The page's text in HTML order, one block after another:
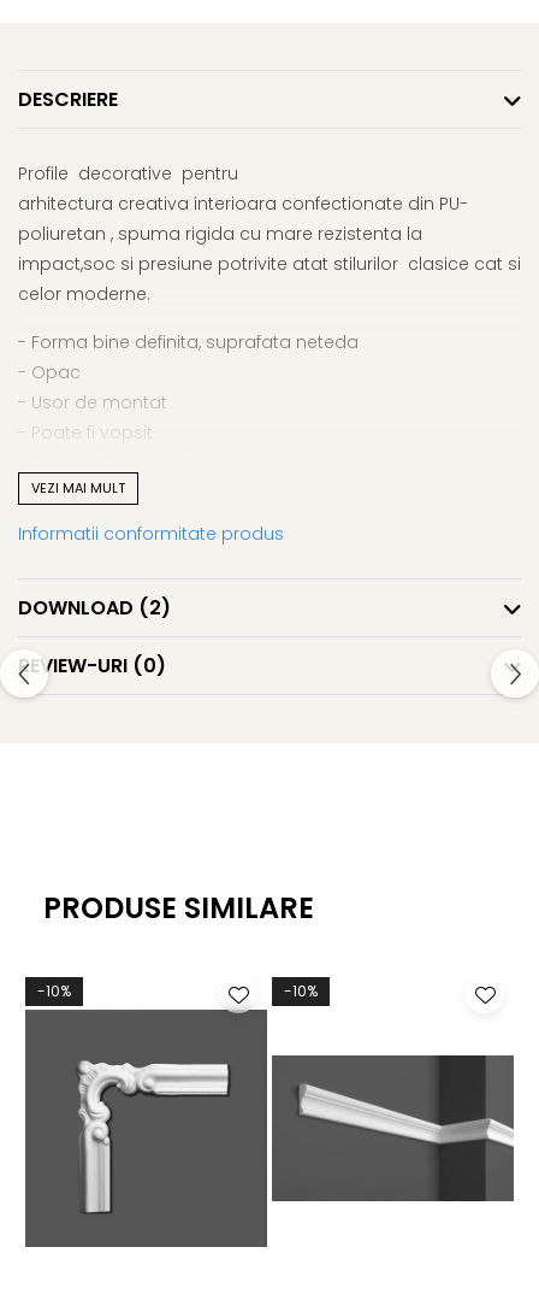
DESCRIERE
Profile decorative pentru
arhitectura creativa interioara confectionate din PU-
poliuretan , spuma rigida cu mare rezistenta la
impact,soc si presiune potrivite atat stilurilor clasice cat si
celor moderne.
- Forma bine definita, suprafata neteda
- Opac
- Usor de montat
- Poate fi vopsit
- Rezistent la intemperii (rezistent la apa si inghet)
- Fara solventi si CFC, ecologic
VEZI MAI MULT
Informatii conformitate produs
DOWNLOAD (2)
REVIEW-URI (0)
PRODUSE SIMILARE
-10% -10%